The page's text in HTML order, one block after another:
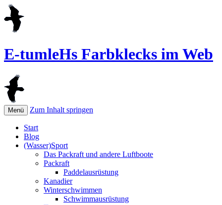
E-tumleHs Farbklecks im Web
Menü Zum Inhalt springen
Start
Blog
(Wasser)Sport
Das Packraft und andere Luftboote
Packraft
Paddelausrüstung
Kanadier
Winterschwimmen
Schwimmausrüstung